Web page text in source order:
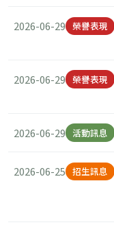
2026-06-29 榮譽表現
2026-06-29 榮譽表現
2026-06-29 活動訊息
2026-06-25 招生訊息